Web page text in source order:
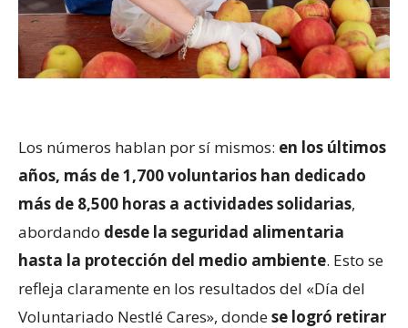
Los números hablan por sí mismos: en los últimos
años, más de 1,700 voluntarios han dedicado
más de 8,500 horas a actividades solidarias,
abordando desde la seguridad alimentaria
hasta la protección del medio ambiente. Esto se
refleja claramente en los resultados del «Día del
Voluntariado Nestlé Cares», dondese logró retirar